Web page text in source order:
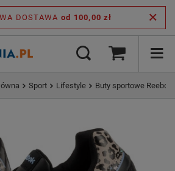
DOSTAWA od 100,00 zł
Sport Lifestyle Buty sportowe Reebok